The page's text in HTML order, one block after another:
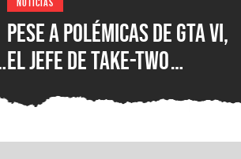
Pese a polémicas de GTA VI,
el jefe de Take-Two
IA como sustituto de la
creatividad humana